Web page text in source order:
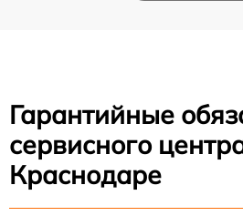
Гарантийные
сервисного
Краснодаре